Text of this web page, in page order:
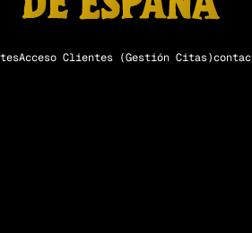
Acceso Clientes (Gestión Citas)